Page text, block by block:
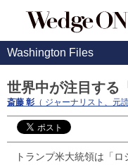
Washington Files
世界中が注目する
斎藤 彰 （ ジャーナリスト、元
トランプ米大統領は「